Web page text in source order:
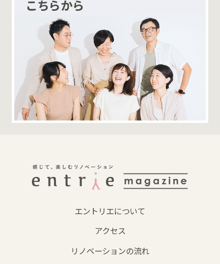
エントリエについて
アクセス
リノベーションの流れ